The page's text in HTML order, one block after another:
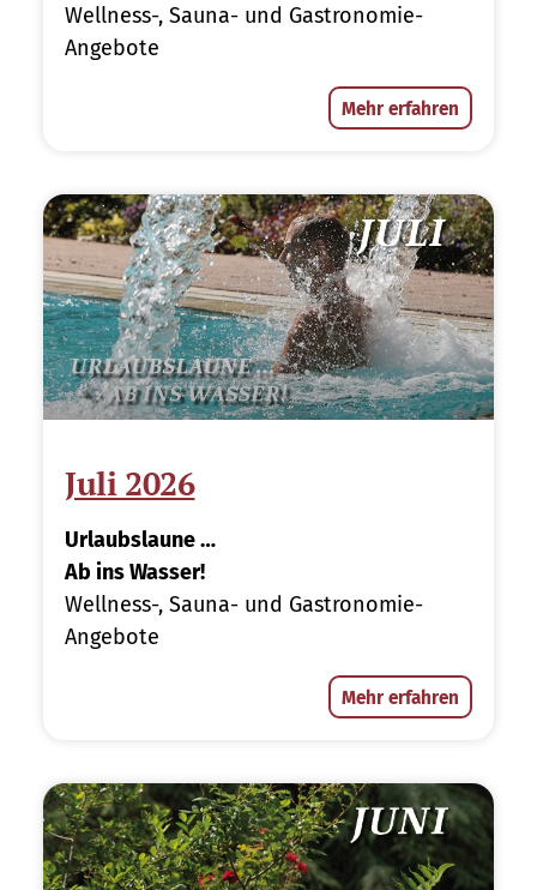
Wellness-, Sauna- und Gastronomie-
Angebote
Mehr erfahren
Juli 2026
Urlaubslaune …
Ab ins Wasser!
Wellness-, Sauna- und Gastronomie-
Angebote
Mehr erfahren